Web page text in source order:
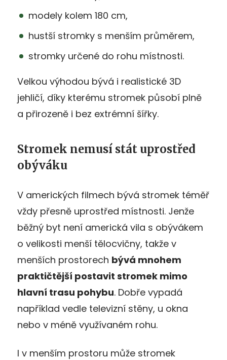
modely kolem 180 cm,
hustší stromky s menším průměrem,
stromky určené do rohu místnosti.
Velkou výhodou bývá i realistické 3D
jehličí, díky kterému stromek působí plně
a přirozeně i bez extrémní šířky.
Stromek nemusí stát uprostřed
obýváku
V amerických filmech bývá stromek téměř
vždy přesně uprostřed místnosti. Jenže
běžný byt není americká vila s obývákem
o velikosti menší tělocvičny, takže v
menších prostorech bývá mnohem
praktičtější postavit stromek mimo
hlavní trasu pohybu. Dobře vypadá
například vedle televizní stěny, u okna
nebo v méně využívaném rohu.
I v menším prostoru může stromek